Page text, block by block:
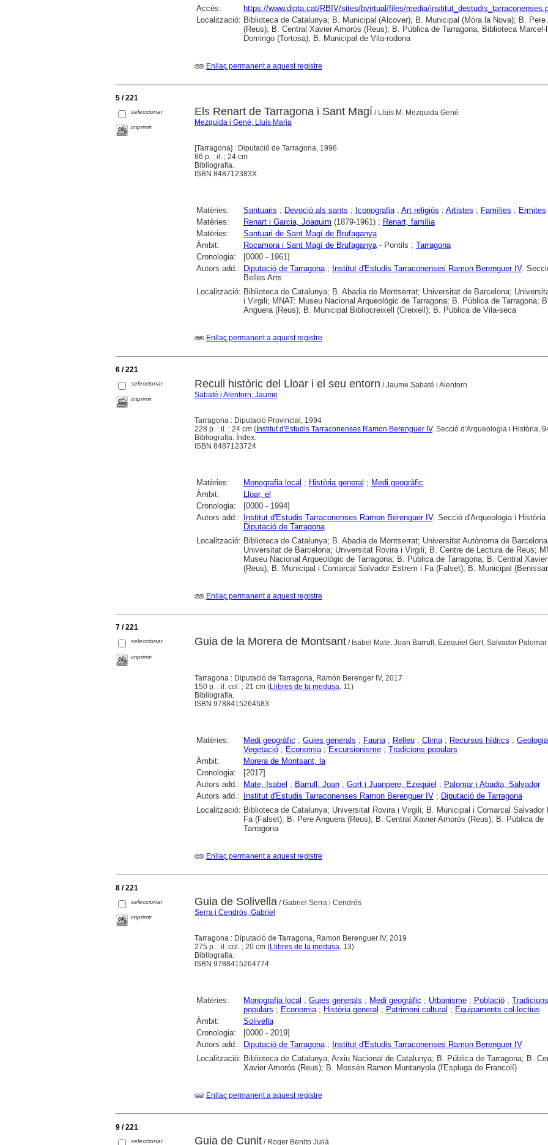
Accés:
https://www.dipta.cat/RBIV/sites/bvirtual/files/media/
Localització: Biblioteca de Catalunya; B. Municipal (Alcover); B. Municipal (Móra la Nova); B. Pere
(Reus); B. Central Xavier Amorós (Reus); B. Pública de Tarragona; Biblioteca
Domingo (Tortosa); B. Municipal de Vila-rodona
Enllaç permanent a aquest registre
5 / 221
seleccionar
imprimir
Els Renart de Tarragona i Sant Magí / Lluís M. Mezquida Gené
Mezquida i Gené, Lluís Maria
[Tarragona] : Diputació de Tarragona, 1996
86 p. : il. ; 24 cm
Bibliografia.
ISBN 848712383X
Matèries: Santuaris ; Devoció als sants ; Iconografia; Art religiós ; Artistes ; Famílies ; Ermites
Matèries:
Renart i Garcia, Joaquim (1879-1961) ; Renart, família
Matèries:
Santuari de Sant Magí de Brufaganya
Àmbit:
Rocamora i Sant Magí de Brufaganya- Pontils ; Tarragona
Cronologia:
[0000 - 1961]
Autors add.: Diputació de Tarragona; Institut d'Estudis Tarraconenses Ramon Berenguer IV.
Belles Arts
Localització: Biblioteca de Catalunya; B. Abadia de Montserrat; Universitat de Barcelona;
i Virgili; MNAT: Museu Nacional Arqueològic de Tarragona; B. Pública de Tarragona;
Anguera (Reus); B. Municipal Bibliocreixell (Creixell); B. Pública de Vila-seca
Enllaç permanent a aquest registre
6 / 221
seleccionar
imprimir
Recull històric del Lloar i el seu entorn / Jaume Sabaté i Alentorn
Sabaté i Alentorn, Jaume
Tarragona : Diputació Provincial, 1994
228 p. : il. ; 24 cm (Institut d'Estudis Tarraconenses Ramon Berenguer IV. Secció d'Arqueologia i Història,
Bibliografia. Índex.
ISBN 8487123724
Matèries: Monografia local ; Història general ; Medi geogràfic
Àmbit:
Lloar, el
Cronologia:
[0000 - 1994]
Autors add.: Institut d'Estudis Tarraconenses Ramon Berenguer IV. Secció d'Arqueologia i Història
Diputació de Tarragona
Localització: Biblioteca de Catalunya; B. Abadia de Montserrat; Universitat Autònoma de
Universitat de Barcelona; Universitat Rovira i Virgili; B. Centre de Lectura de Reus;
Museu Nacional Arqueològic de Tarragona; B. Pública de Tarragona; B. Central
(Reus); B. Municipal i Comarcal Salvador Estrem i Fa (Falset); B. Municipal
Enllaç permanent a aquest registre
7 / 221
seleccionar
imprimir
Guia de la Morera de Montsant/ Isabel Mate, Joan Barrull, Ezequiel Gort, Salvador Palomar
Tarragona : Diputació de Tarragona, Ramón Berenger IV, 2017
150 p. : il. col. ; 21 cm (Llibres de la medusa , 11)
Bibliografia.
ISBN 9788415264583
Matèries: Medi geogràfic ; Guies generals ; Fauna; Relleu; Clima; Recursos hídrics ; Geologia
Vegetació; Economia; Excursionisme; Tradicions populars
Àmbit:
Morera de Montsant, la
Cronologia:
[2017]
Autors add.: Mate, Isabel ; Barrull, Joan; Gort i Juanpere, Ezequiel ; Palomar i Abadia, Salvador
Autors add.: Institut d'Estudis Tarraconenses Ramon Berenguer IV; Diputació de Tarragona
Localització: Biblioteca de Catalunya; Universitat Rovira i Virgili; B. Municipal i Comarcal Salvador
Fa (Falset); B. Pere Anguera (Reus); B. Central Xavier Amorós (Reus); B. Pública de
Tarragona
Enllaç permanent a aquest registre
8 / 221
seleccionar
imprimir
Guia de Solivella / Gabriel Serra i Cendrós
Serra i Cendrós, Gabriel
Tarragona : Diputació de Tarragona, Ramon Berenguer IV, 2019
275 p. : il. col. ; 20 cm (Llibres de la medusa , 13)
Bibliografia.
ISBN 9788415264774
Matèries: Monografia local ; Guies generals ; Medi geogràfic ; Urbanisme; Població; Tradicions
populars ; Economia; Història general ; Patrimoni cultural ; Equipaments col·lectius
Àmbit:
Solivella
Cronologia:
[0000 - 2019]
Autors add.: Diputació de Tarragona; Institut d'Estudis Tarraconenses Ramon Berenguer IV
Localització: Biblioteca de Catalunya; Arxiu Nacional de Catalunya; B. Pública de Tarragona; B.
Xavier Amorós (Reus); B. Mossèn Ramon Muntanyola (l'Espluga de Francolí)
Enllaç permanent a aquest registre
9 / 221
seleccionar Guia de Cunit/ Roger Benito Julià